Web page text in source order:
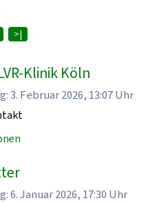
>|
Klinik Köln
3. Februar 2026, 13:07 Uhr
6. Januar 2026, 17:30 Uhr